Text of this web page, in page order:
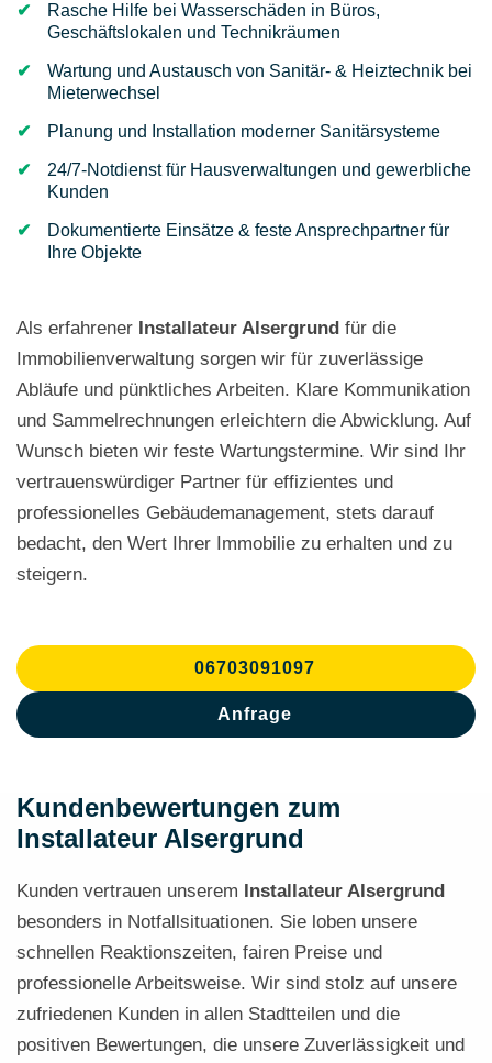
Rasche Hilfe bei Wasserschäden in Büros,
Geschäftslokalen und Technikräumen
Wartung und Austausch von Sanitär- & Heiztechnik bei
Mieterwechsel
Planung und Installation moderner Sanitärsysteme
24/7-Notdienst für Hausverwaltungen und gewerbliche
Kunden
Dokumentierte Einsätze & feste Ansprechpartner für
Ihre Objekte
Als erfahrener Installateur Alsergrund für die
Immobilienverwaltung sorgen wir für zuverlässige
Abläufe und pünktliches Arbeiten. Klare Kommunikation
und Sammelrechnungen erleichtern die Abwicklung. Auf
Wunsch bieten wir feste Wartungstermine. Wir sind Ihr
vertrauenswürdiger Partner für effizientes und
professionelles Gebäudemanagement, stets darauf
bedacht, den Wert Ihrer Immobilie zu erhalten und zu
steigern.
06703091097
Anfrage
Kundenbewertungen zum
Installateur Alsergrund
Kunden vertrauen unserem Installateur Alsergrund
besonders in Notfallsituationen. Sie loben unsere
schnellen Reaktionszeiten, fairen Preise und
professionelle Arbeitsweise. Wir sind stolz auf unsere
zufriedenen Kunden in allen Stadtteilen und die
positiven Bewertungen, die unsere Zuverlässigkeit und